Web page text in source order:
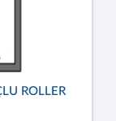
ROLLER